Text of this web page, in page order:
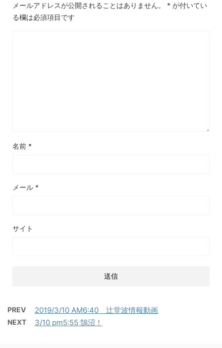
メールアドレスが公開されることはありません。 * が付いてい
る欄は必須項目です
名前 *
メール *
サイト
PREV 2019/3/10 AM6:40 辻堂波情報動画
NEXT 3/10 pm5:55 鵠沼！